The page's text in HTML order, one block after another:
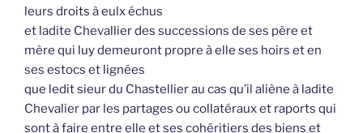
leurs droits à eulx échus
et ladite Chevallier des successions de ses père et
mère qui luy demeuront propre à elle ses hoirs et en
ses estocs et lignées
que ledit sieur du Chastellier au cas qu’il aliène à ladite
Chevalier par les partages ou collatéraux et raports qui
sont à faire entre elle et ses cohéritiers des biens et